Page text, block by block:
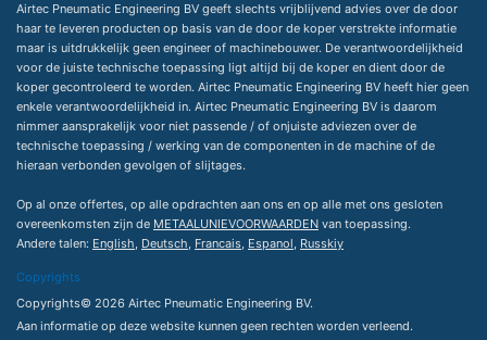
Airtec Pneumatic Engineering BV geeft slechts vrijblijvend advies over de door
haar te leveren producten op basis van de door de koper verstrekte informatie
maar is uitdrukkelijk geen engineer of machinebouwer. De verantwoordelijkheid
voor de juiste technische toepassing ligt altijd bij de koper en dient door de
koper gecontroleerd te worden. Airtec Pneumatic Engineering BV heeft hier geen
enkele verantwoordelijkheid in. Airtec Pneumatic Engineering BV is daarom
nimmer aansprakelijk voor niet passende / of onjuiste adviezen over de
technische toepassing / werking van de componenten in de machine of de
hieraan verbonden gevolgen of slijtages.
Op al onze offertes, op alle opdrachten aan ons en op alle met ons gesloten
overeenkomsten zijn de METAALUNIEVOORWAARDEN van toepassing.
Andere talen: English, Deutsch, Francais, Espanol, Russkiy
Copyrights
Copyrights© 2026 Airtec Pneumatic Engineering BV.
Aan informatie op deze website kunnen geen rechten worden verleend.